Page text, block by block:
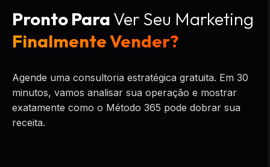
Pronto ParaVer Seu Marketing
Finalmente Vender?
Agende uma consultoria estratégica gratuita. Em 30
minutos, vamos analisar sua operação e mostrar
exatamente como o Método 365 pode dobrar sua
receita.